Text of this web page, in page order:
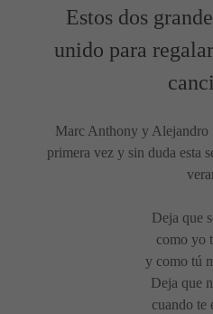
Estos dos
unido para
Marc Anthony y Alejandro
primera vez y sin duda esta
Deja que
como yo
y como tú
Deja que
cuando te